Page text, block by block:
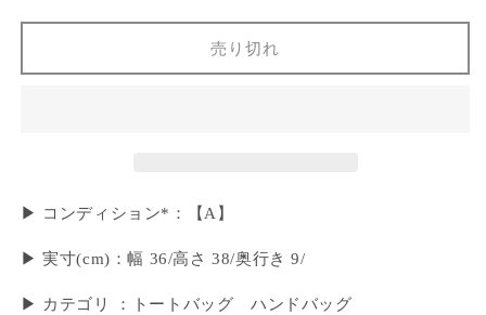
売り切れ
▶ コンディション*：【A】
▶︎ 実寸(cm)：幅 36/高さ 38/奥行き 9/
▶ カテゴリ ：トートバッグ ハンドバッグ